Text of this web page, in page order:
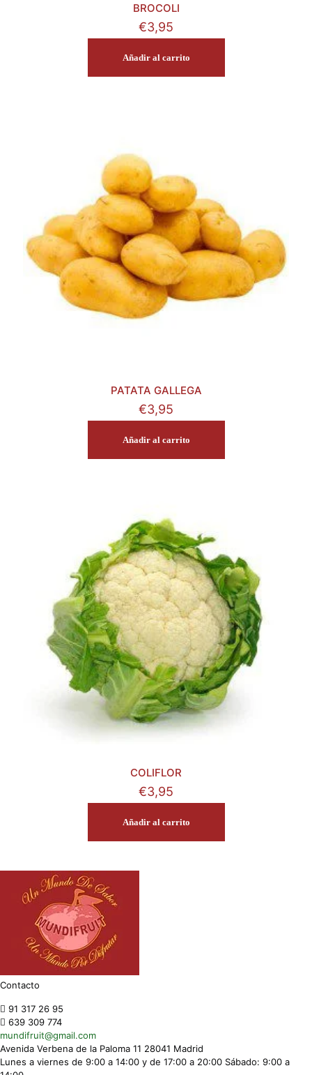
BROCOLI
€3,95
Añadir al carrito
PATATA GALLEGA
€3,95
Añadir al carrito
COLIFLOR
€3,95
Añadir al carrito
Contacto
91 317 26 95
639 309 774
mundifruit@gmail.com
Avenida Verbena de la Paloma 11 28041 Madrid
Lunes a viernes de 9:00 a 14:00 y de 17:00 a 20:00 Sábado: 9:00 a